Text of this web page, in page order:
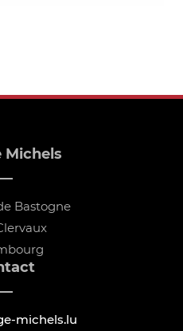
Michels
Bastogne
michels.lu